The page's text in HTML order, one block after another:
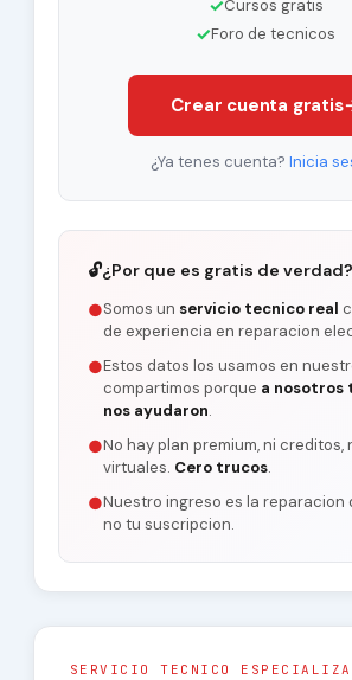
✓Cursos gratis
✓Foro de tecnicos
Crear cuenta gratis
¿Ya tenes cuenta? Inicia
🔓¿Por que es gratis de verdad?
●Somos un servicio tecnico real
de experiencia en reparacion
●Estos datos los usamos en
compartimos porque a nosotros
nos ayudaron.
●No hay plan premium, ni creditos,
virtuales. Cero trucos.
●Nuestro ingreso es la reparacion
no tu suscripcion.
SERVICIO TECNICO